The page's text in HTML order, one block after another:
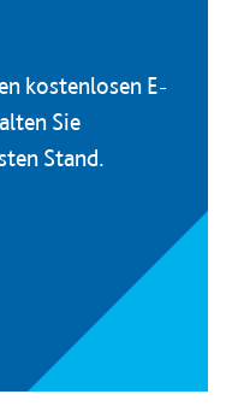
kostenlosen E-
Sie
Stand.